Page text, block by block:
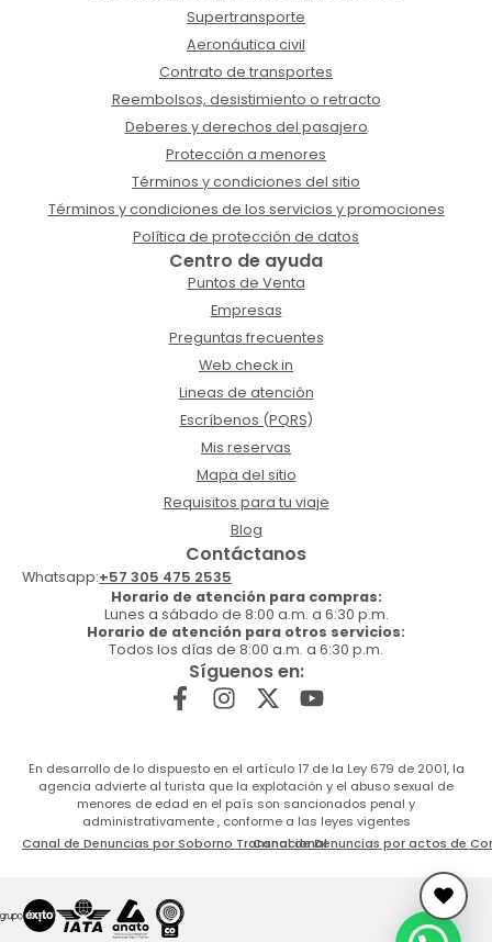
Supertransporte
Aeronáutica civil
Contrato de transportes
Reembolsos, desistimiento o retracto
Deberes y derechos del pasajero
Protección a menores
Términos y condiciones del sitio
Términos y condiciones de los servicios y promociones
Política de protección de datos
Centro de ayuda
Puntos de Venta
Empresas
Preguntas frecuentes
Web check in
Lineas de atención
Escríbenos (PQRS)
Mis reservas
Mapa del sitio
Requisitos para tu viaje
Blog
Contáctanos
Whatsapp:+57 305 475 2535
Horario de atención para compras:
Lunes a sábado de 8:00 a.m. a 6:30 p.m.
Horario de atención para otros servicios:
Todos los días de 8:00 a.m. a 6:30 p.m.
Síguenos en:
En desarrollo de lo dispuesto en el artículo 17 de la Ley 679 de 2001, la
agencia advierte al turista que la explotación y el abuso sexual de
menores de edad en el país son sancionados penal y
administrativamente , conforme a las leyes vigentes
Canal de Denuncias por Soborno TransnacionalCanal de Denuncias por actos de